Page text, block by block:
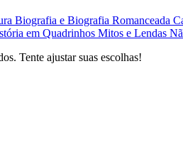
Biografia e Biografia Romanceada
em Quadrinhos Mitos e Lendas
Tente ajustar suas escolhas!